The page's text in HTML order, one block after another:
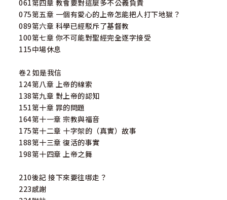
061第四章 教會要對這麼多不公義負責
075第五章 一個有愛心的上帝怎能把人打下地獄？
089第六章 科學已經駁斥了基督教
100第七章 你不可能對聖經完全逐字接受
115中場休息
卷2 如是我信
124第八章 上帝的線索
138第九章 對上帝的認知
151第十章 罪的問題
164第十一章 宗教與福音
175第十二章 十字架的（真實）故事
188第十三章 復活的事實
198第十四章 上帝之舞
210後記 接下來要往哪走？
223感謝